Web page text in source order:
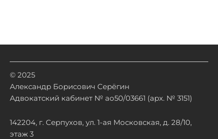
© 2025
Александр Борисович Серёгин
Адвокатский кабинет № ао50/03661 (арх. № 3151)
142204, г. Серпухов, ул. 1-ая Московская, д. 28/10,
этаж 3